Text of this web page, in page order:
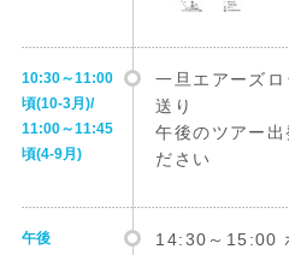
10:30～11:00
頃(10-3月)/
11:00～11:45
頃(4-9月)
一旦エアーズ
送り
午後のツアー出
ださい
午後
14:30～15:00